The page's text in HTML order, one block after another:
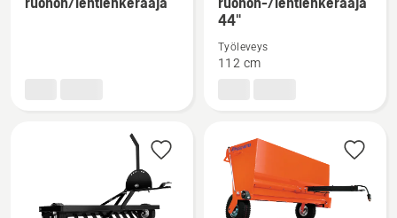
tuotteesta
tuotteesta
ruohon-/lehtienkerääjä
44"
Työleveys
112 cm